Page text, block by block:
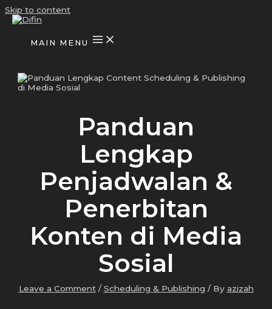
Skip to content
MAIN MENU
Panduan
Lengkap
Penjadwalan &
Penerbitan
Konten di Media
Sosial
Leave a Comment / Scheduling & Publishing / By azizah